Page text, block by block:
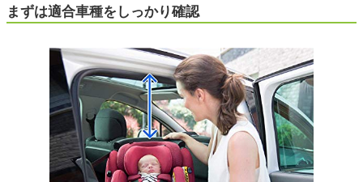
まずは適合車種をしっかり確認